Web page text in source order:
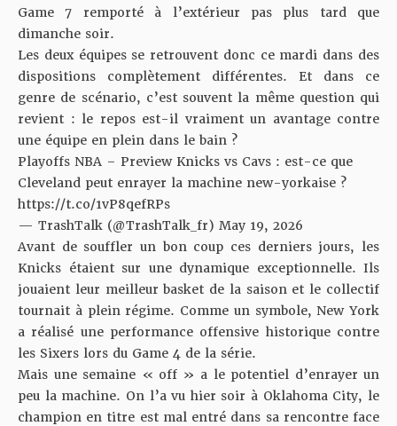
Game 7 remporté à l’extérieur pas plus tard que
dimanche soir.
Les deux équipes se retrouvent donc ce mardi dans des
dispositions complètement différentes. Et dans ce
genre de scénario, c’est souvent la même question qui
revient : le repos est-il vraiment un avantage contre
une équipe en plein dans le bain ?
Playoffs NBA – Preview Knicks vs Cavs : est-ce que
Cleveland peut enrayer la machine new-yorkaise ?
https://t.co/1vP8qefRPs
— TrashTalk (@TrashTalk_fr) May 19, 2026
Avant de souffler un bon coup ces derniers jours, les
Knicks étaient sur une dynamique exceptionnelle. Ils
jouaient leur meilleur basket de la saison et le collectif
tournait à plein régime. Comme un symbole, New York
a réalisé une performance offensive historiquecontre
les Sixers lors du Game 4 de la série.
Mais une semaine « off » a le potentiel d’enrayer un
peu la machine. On l’a vu hier soir à Oklahoma City, le
champion en titre est mal entré dans sa rencontre face